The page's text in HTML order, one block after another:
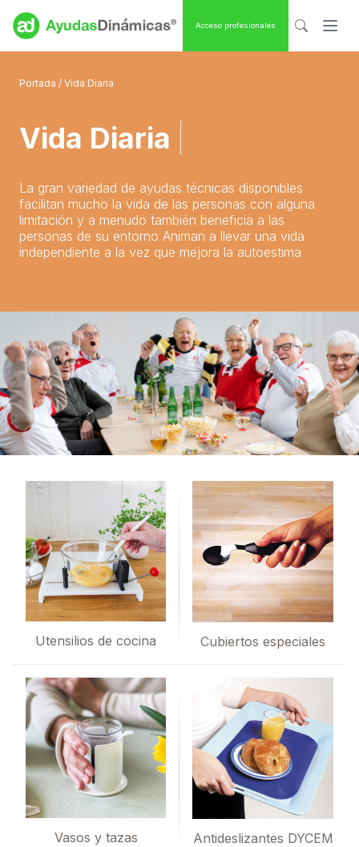
Acceso profesionales
Portada / Vida Diaria
Vida Diaria
La gran variedad de ayudas técnicas disponibles
facilitan mucho la vida de las personas con alguna
limitación y a menudo también beneficia a las
personas de su entorno Animan a llevar una vida
independiente a la vez que mejora la autoestima
Utensilios de cocina Cubiertos especiales
Vasos y tazas Antideslizantes DYCEM